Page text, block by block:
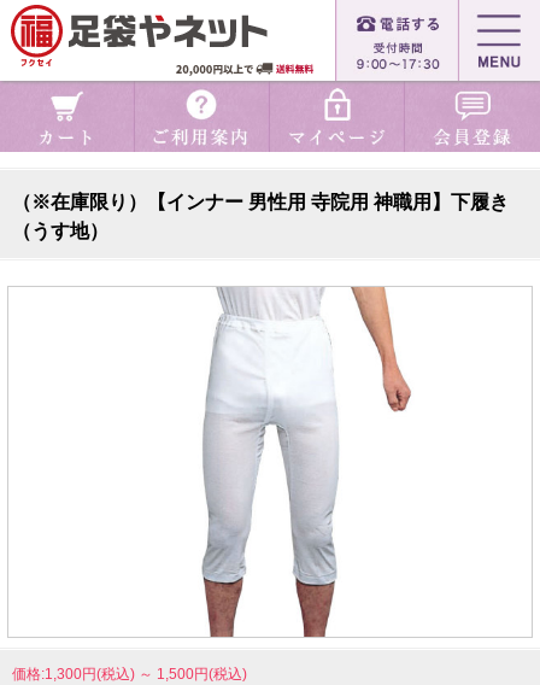
（※在庫限り）【インナー 男性用 寺院用 神職用】下履き
（うす地）
価格:1,300円(税込) ～ 1,500円(税込)